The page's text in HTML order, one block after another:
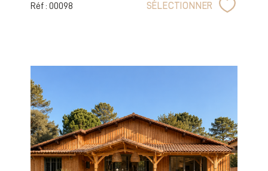
Réf : 00098 SÉLECTIONNER